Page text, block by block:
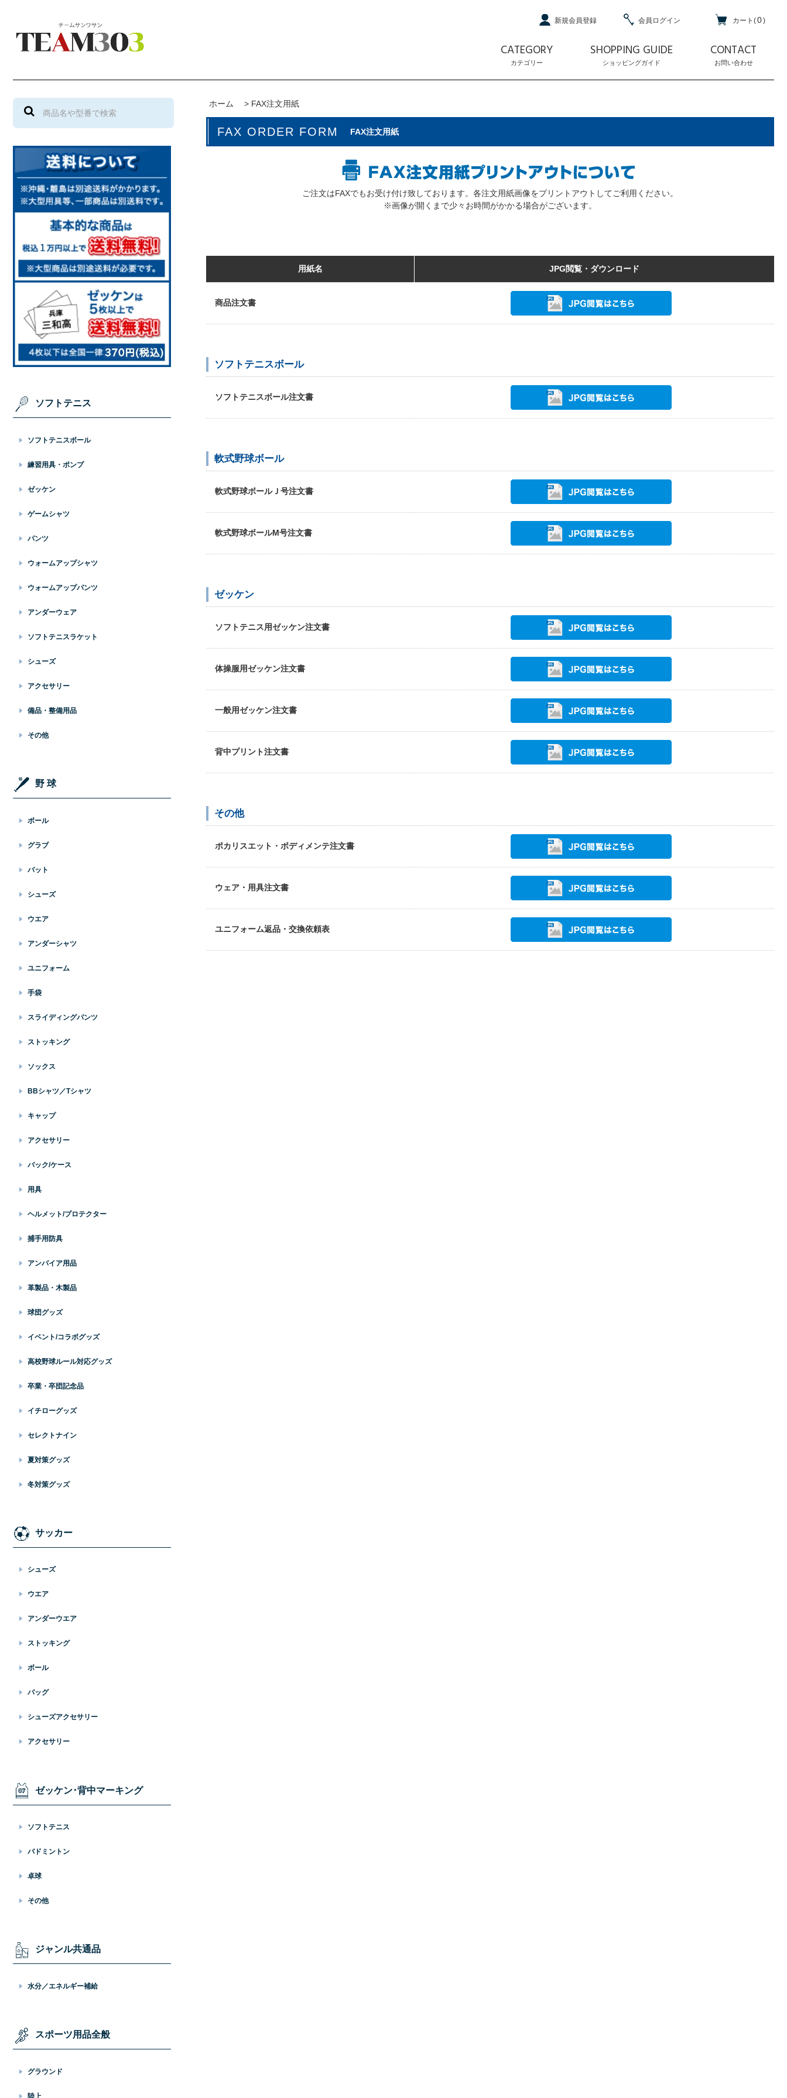
新規会員登録 会員ログイン カート(0)
CATEGORY
カテゴリー
SHOPPING GUIDE
ショッピングガイド
CONTACT
お問い合わせ
ソフトテニス
ソフトテニスボール
練習用具・ポンプ
ゼッケン
ゲームシャツ
パンツ
ウォームアップシャツ
ウォームアップパンツ
アンダーウェア
ソフトテニスラケット
シューズ
アクセサリー
備品・整備用品
その他
野 球
ボール
グラブ
バット
シューズ
ウエア
アンダーシャツ
ユニフォーム
手袋
スライディングパンツ
ストッキング
ソックス
BBシャツ／Tシャツ
キャップ
アクセサリー
バック/ケース
用具
ヘルメット/プロテクター
捕手用防具
アンパイア用品
革製品・木製品
球団グッズ
イベント/コラボグッズ
高校野球ルール対応グッズ
卒業・卒団記念品
イチローグッズ
セレクトナイン
夏対策グッズ
冬対策グッズ
サッカー
シューズ
ウエア
アンダーウエア
ストッキング
ボール
バッグ
シューズアクセサリー
アクセサリー
ゼッケン･背中マーキング
ソフトテニス
バドミントン
卓球
その他
ジャンル共通品
水分／エネルギー補給
スポーツ用品全般
グラウンド
陸上
ホーム > FAX注文用紙
FAX ORDER FORM FAX注文用紙
ご注文はFAXでもお受け付け致しております。各注文用紙画像をプリントアウトしてご利用ください。
※画像が開くまで少々お時間がかかる場合がございます。
用紙名 JPG閲覧・ダウンロード
商品注文書
ソフトテニスボール
ソフトテニスボール注文書
軟式野球ボール
軟式野球ボールＪ号注文書
軟式野球ボールM号注文書
ゼッケン
ソフトテニス用ゼッケン注文書
体操服用ゼッケン注文書
一般用ゼッケン注文書
背中プリント注文書
その他
ポカリスエット・ボディメンテ注文書
ウェア・用具注文書
ユニフォーム返品・交換依頼表